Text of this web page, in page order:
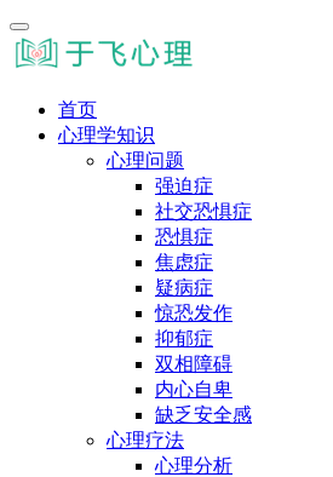
首页
心理学知识
心理问题
强迫症
社交恐惧症
恐惧症
焦虑症
疑病症
惊恐发作
抑郁症
双相障碍
内心自卑
缺乏安全感
心理疗法
心理分析